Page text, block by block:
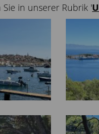
in unserer Rubrik '